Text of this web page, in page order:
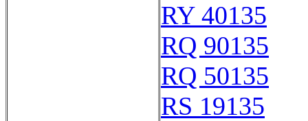
RY 40135
RQ 90135
RQ 50135
RS 19135